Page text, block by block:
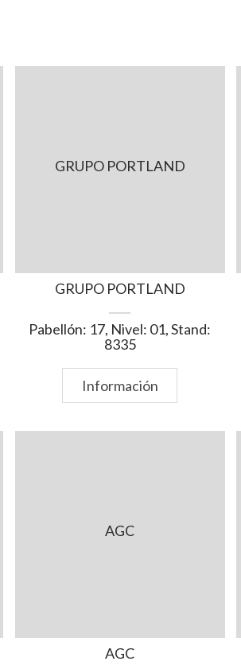
GRUPO PORTLAND
GRUPO PORTLAND
Pabellón: 17, Nivel: 01, Stand:
8335
Información
AGC
AGC